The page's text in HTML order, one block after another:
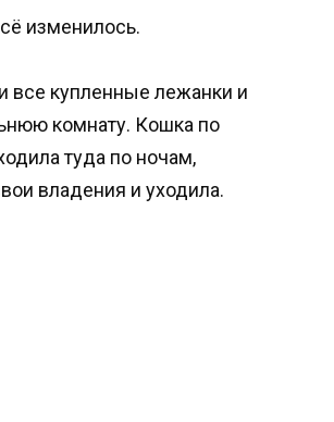
изменилось.
все купленные лежанки и
комнату. Кошка по
туда по ночам,
владения и уходила.